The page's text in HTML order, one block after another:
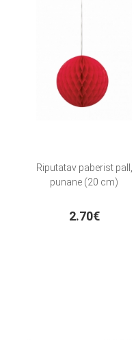
Riputatav paberist pall,
punane (20 cm)
2.70€